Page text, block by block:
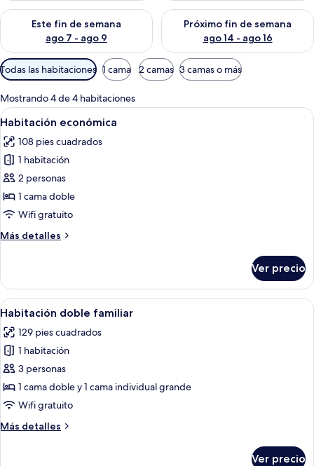
Este fin de semana
ago 7 - ago 9
Consulta la disponibilidad para este fin de semana ago 7 -
Próximo fin de semana
ago 14 - ago 16
Consulta la disponibilidad
Filtros
disponibles
para
las
habitaciones
Todas las habitaciones 1 cama 2 camas 3 camas o más
Mostrando 4 de 4 habitaciones
Abrir
todas
las
fotos
de
Habitación
económica
Una cama con un cojín colorido,
7
Habitación económica
108 pies cuadrados
1 habitación
2 personas
1 cama doble
Wifi gratuito
Más detalles
Más
económica
Ver precio
Abrir
todas
las
fotos
de
Habitación
doble
Una habitación de hotel con cama,
6
Habitación doble familiar
129 pies cuadrados
1 habitación
3 personas
1 cama doble y 1 cama individual grande
Wifi gratuito
Más detalles
Más
Ver precio